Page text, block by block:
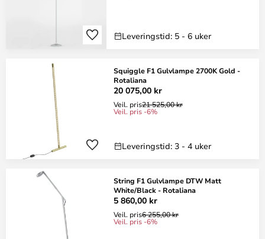
Leveringstid: 5 - 6 uker
Squiggle F1 Gulvlampe 2700K Gold -
Rotaliana
20 075,00 kr
Veil. pris21 525,00 kr
Veil. pris -6%
Leveringstid: 3 - 4 uker
String F1 Gulvlampe DTW Matt
White/Black - Rotaliana
5 860,00 kr
Veil. pris6 255,00 kr
Veil. pris -6%